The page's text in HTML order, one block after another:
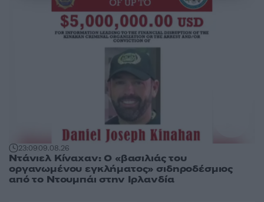
23:0909.08.26
Ντάνιελ Κίναχαν: Ο «βασιλιάς του
οργανωμένου εγκλήματος» σιδηροδέσμιος
από το Ντουμπάι στην Ιρλανδία